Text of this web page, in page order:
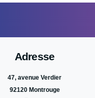
Adresse
47, avenue Verdier
92120 Montrouge